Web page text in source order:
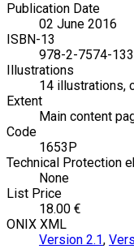
Publication Date
02 June 2016
ISBN-13
978-2-7574-
Illustrations
14 illustrations,
Extent
Main content
Code
1653P
Technical Protection
None
List Price
18.00 €
ONIX XML
Version 2.1,